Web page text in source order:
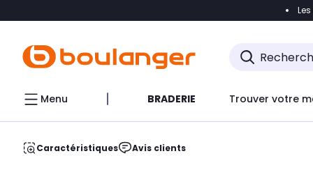
Accéder
Menu BRADERIE Trouver votre
Caractéristiques Avis clients